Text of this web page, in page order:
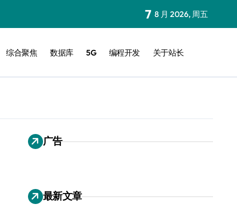
7 8 月 2026, 周五
综合聚焦 数据库 5G 编程开发 关于站长
广告
最新文章